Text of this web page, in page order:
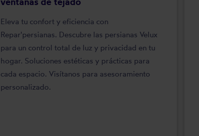
Eleva tu confort y eficiencia con
Repar'persianas. Descubre las persianas Velux
para un control total de luz y privacidad en tu
hogar. Soluciones estéticas y prácticas para
cada espacio. Visítanos para asesoramiento
personalizado.